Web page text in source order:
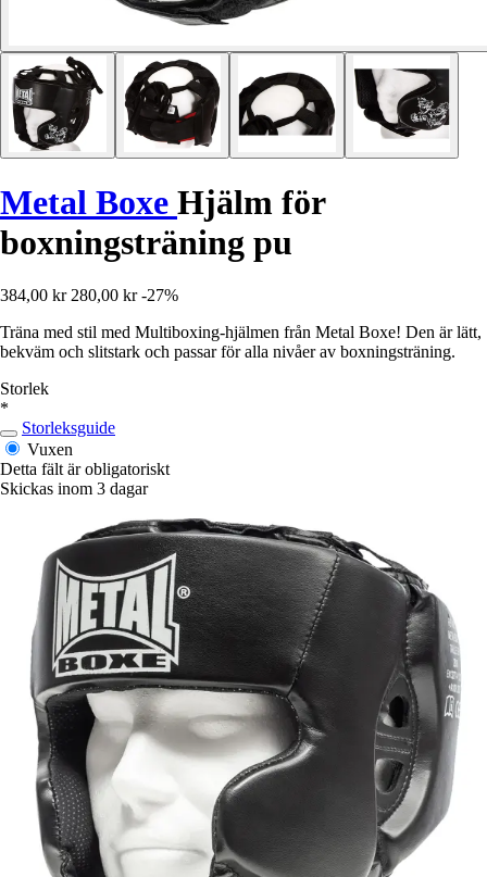
Metal Boxe Hjälm för
boxningsträning pu
384,00 kr 280,00 kr -27%
Träna med stil med Multiboxing-hjälmen från Metal Boxe! Den är lätt,
bekväm och slitstark och passar för alla nivåer av boxningsträning.
Storlek
*
Storleksguide
Vuxen
Detta fält är obligatoriskt
Skickas inom 3 dagar